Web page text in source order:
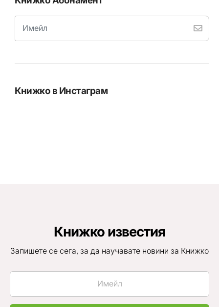
Книжко в Инстаграм
Книжко известия
Запишете се сега, за да научавате новини за Книжко